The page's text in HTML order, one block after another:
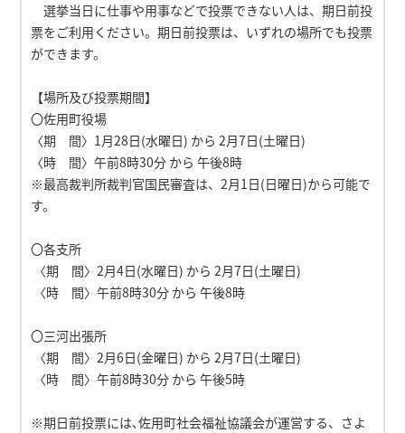
選挙当日に仕事や用事などで投票できない人は、期日前投
票をご利用ください。期日前投票は、いずれの場所でも投票
ができます。
【場所及び投票期間】
〇佐用町役場
〈期 間〉1月28日(水曜日) から 2月7日(土曜日)
〈時 間〉午前8時30分 から 午後8時
※最高裁判所裁判官国民審査は、2月1日(日曜日)から可能で
す。
〇各支所
〈期 間〉2月4日(水曜日) から 2月7日(土曜日)
〈時 間〉午前8時30分 から 午後8時
〇三河出張所
〈期 間〉2月6日(金曜日) から 2月7日(土曜日)
〈時 間〉午前8時30分 から 午後5時
※期日前投票には､佐用町社会福祉協議会が運営する、さよ